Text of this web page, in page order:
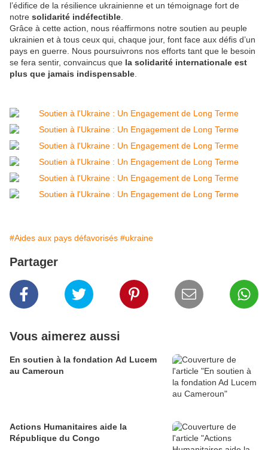
l’édifice de la résilience ukrainienne et un témoignage fort de
notre solidarité indéfectible
Grâce à cette action, nous réaffirmons notre soutien au peuple
ukrainien et à tous ceux qui, chaque jour, font face aux défis d’un
pays en guerre. Nous poursuivrons nos efforts tant que le besoin
se fera sentir, convaincus que la solidarité internationale est
plus que jamais indispensable
#Aides aux pays défavorisés #ukraine
Partager
Vous aimerez aussi
En soutien à la fondation Ad Lucem
au Cameroun
Actions Humanitaires aide la
République du Congo